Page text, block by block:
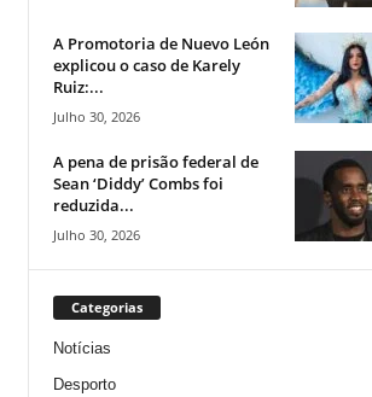
A Promotoria de Nuevo León
explicou o caso de Karely
Ruiz:...
Julho 30, 2026
A pena de prisão federal de
Sean ‘Diddy’ Combs foi
reduzida...
Julho 30, 2026
Categorias
Notícias
Desporto